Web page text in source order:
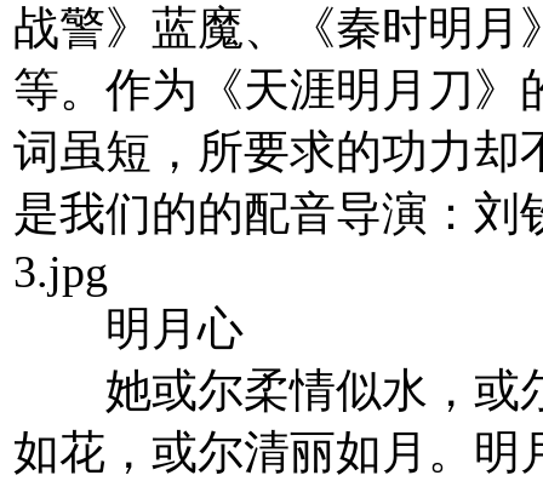
战警》蓝魔、《秦时明月
等。作为《天涯明月刀》
词虽短，所要求的功力却
是我们的的配音导演：刘
3.jpg
明月心
她或尔柔情似水，或
如花，或尔清丽如月。明